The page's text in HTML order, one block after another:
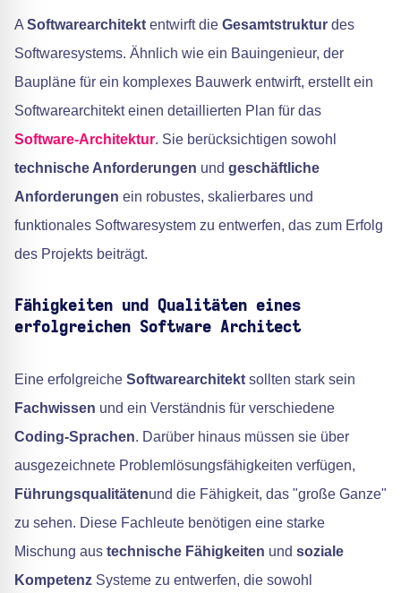
A Softwarearchitekt entwirft die Gesamtstruktur des
Softwaresystems. Ähnlich wie ein Bauingenieur, der
Baupläne für ein komplexes Bauwerk entwirft, erstellt ein
Softwarearchitekt einen detaillierten Plan für das
Software-Architektur. Sie berücksichtigen sowohl
technische Anforderungen und geschäftliche
Anforderungen ein robustes, skalierbares und
funktionales Softwaresystem zu entwerfen, das zum Erfolg
des Projekts beiträgt.
Fähigkeiten und Qualitäten eines
erfolgreichen Software Architect
Eine erfolgreiche Softwarearchitekt sollten stark sein
Fachwissen und ein Verständnis für verschiedene
Coding-Sprachen. Darüber hinaus müssen sie über
ausgezeichnete Problemlösungsfähigkeiten verfügen,
Führungsqualitätenund die Fähigkeit, das "große Ganze"
zu sehen. Diese Fachleute benötigen eine starke
Mischung aus technische Fähigkeiten und soziale
Kompetenz Systeme zu entwerfen, die sowohl